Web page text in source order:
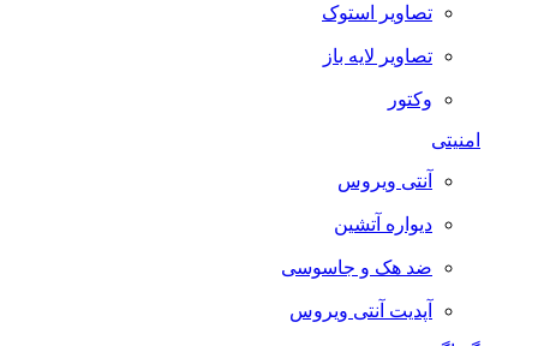
تصاویر استوک
تصاویر لایه باز
وکتور
آنتی ویروس
دیواره آتشین
ضد هک و جاسوسی
آپدیت آنتی ویروس